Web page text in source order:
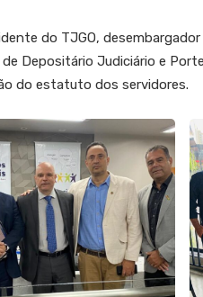
do TJGO,
Depositário Judiciário e
do estatuto dos servidores.